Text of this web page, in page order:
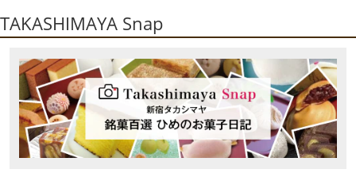
TAKASHIMAYA Snap